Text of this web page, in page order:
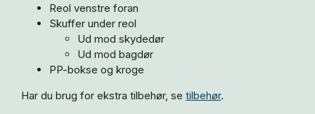
Reol venstre foran
Skuffer under reol
Ud mod skydedør
Ud mod bagdør
PP-bokse og kroge
Har du brug for ekstra tilbehør, se tilbehør.